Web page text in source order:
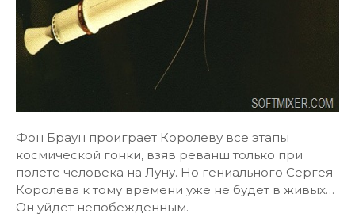
Фон Браун проиграет Королеву все этапы
космической гонки, взяв реванш только при
полете человека на Луну. Но гениального Сергея
Королева к тому времени уже не будет в живых…
Он уйдет непобежденным.